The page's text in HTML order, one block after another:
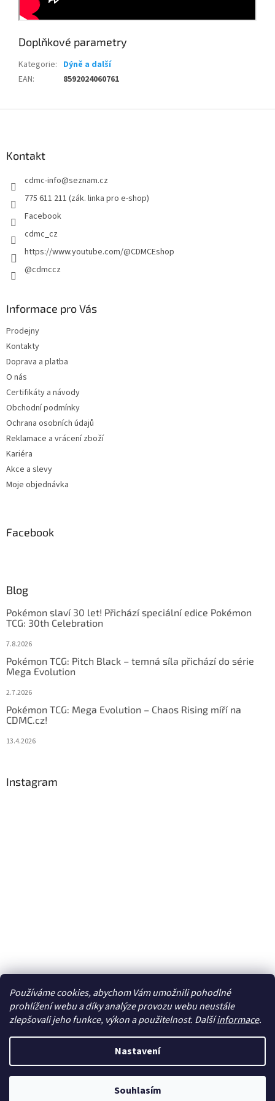
Používáme cookies, abychom Vám umožnili pohodlné
prohlížení webu a díky analýze provozu webu neustále
zlepšovali jeho funkce, výkon a použitelnost. Dalšíinformace.
Nastavení
Souhlasím
Doplňkové parametry
Kategorie: Dýně a další
EAN: 8592024060761
Kontakt
cdmc-info@seznam.cz
775 611 211 (zák. linka pro e-shop)
Facebook
cdmc_cz
https://www.youtube.com/@CDMCEshop
@cdmccz
Informace pro Vás
Prodejny
Kontakty
Doprava a platba
O nás
Certifikáty a návody
Obchodní podmínky
Ochrana osobních údajů
Reklamace a vrácení zboží
Kariéra
Akce a slevy
Moje objednávka
Facebook
Blog
Pokémon slaví 30 let! Přichází speciální edice Pokémon
TCG: 30th Celebration
7.8.2026
Pokémon TCG: Pitch Black – temná síla přichází do série
Mega Evolution
2.7.2026
Pokémon TCG: Mega Evolution – Chaos Rising míří na
CDMC.cz!
13.4.2026
Instagram
Sledovat na Instagramu
Copyright 2026cdmc.cz. Všechna práva vyhrazena.Upravit
nastavení cookies